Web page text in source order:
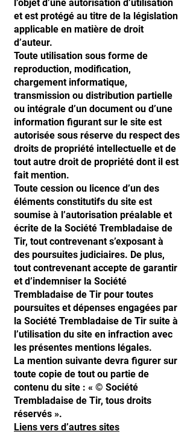
l’objet d’une autorisation d’utilisation
et est protégé au titre de la législation
applicable en matière de droit
d’auteur.
Toute utilisation sous forme de
reproduction, modification,
chargement informatique,
transmission ou distribution partielle
ou intégrale d’un document ou d’une
information figurant sur le site est
autorisée sous réserve du respect des
droits de propriété intellectuelle et de
tout autre droit de propriété dont il est
fait mention.
Toute cession ou licence d’un des
éléments constitutifs du site est
soumise à l’autorisation préalable et
écrite de la Société Trembladaise de
Tir, tout contrevenant s’exposant à
des poursuites judiciaires. De plus,
tout contrevenant accepte de garantir
et d’indemniser la Société
Trembladaise de Tir pour toutes
poursuites et dépenses engagées par
la Société Trembladaise de Tir suite à
l’utilisation du site en infraction avec
les présentes mentions légales.
La mention suivante devra figurer sur
toute copie de tout ou partie de
contenu du site : « © Société
Trembladaise de Tir, tous droits
réservés ».
Liens vers d’autres sites